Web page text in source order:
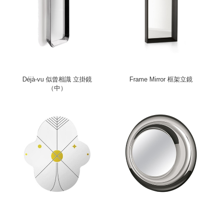
Déjà-vu 似曾相識 立掛鏡
（中）
Frame Mirror 框架立鏡